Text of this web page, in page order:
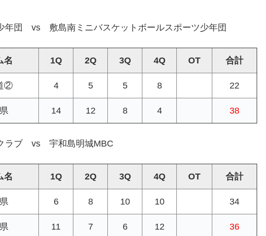
年団 vs 敷島南ミニバスケットボールスポーツ少年団
名 1Q 2Q 3Q 4Q OT 合計
② 4 5 5 8 22
14 12 8 4 38
ラブ vs 宇和島明城MBC
名 1Q 2Q 3Q 4Q OT 合計
6 8 10 10 34
11 7 6 12 36